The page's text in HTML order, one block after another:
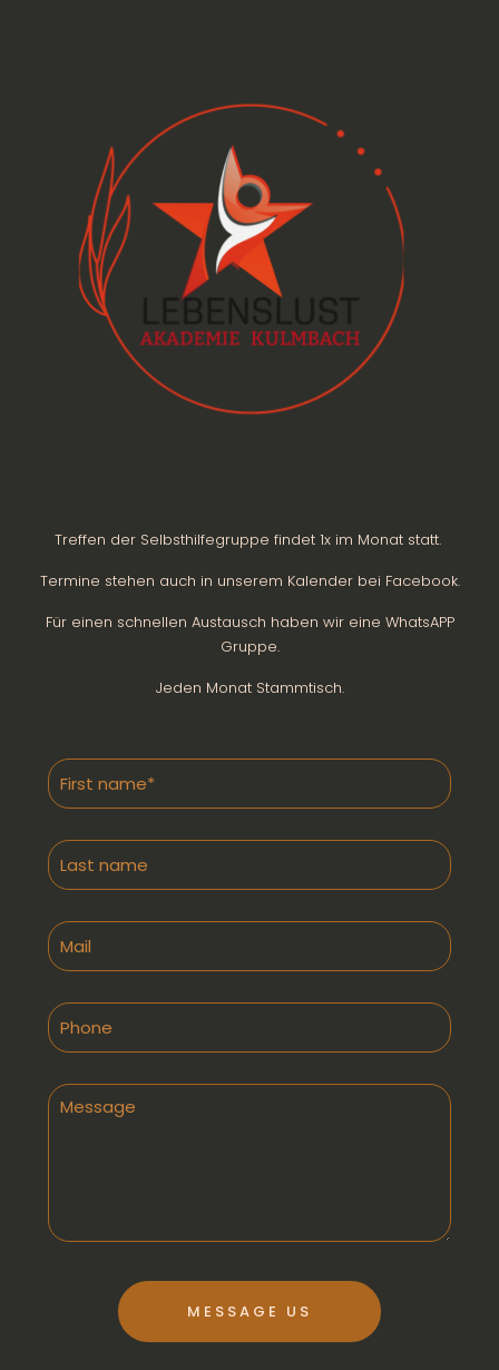
Treffen der Selbsthilfegruppe findet 1x im Monat statt.
Termine stehen auch in unserem Kalender bei Facebook.
Für einen schnellen Austausch haben wir eine WhatsAPP
Gruppe.
Jeden Monat Stammtisch.